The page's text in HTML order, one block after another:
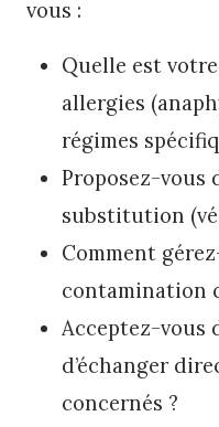
vous :
Quelle est
allergies
régimes
Proposez-vous
substitution
Comment
contamination
Acceptez-vous
d’échanger
concernés ?